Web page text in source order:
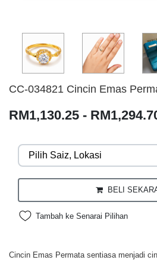
CC-034821 Cincin Emas
RM1,130.25 -
BELI
Tambah ke Senarai Pilihan
Cincin Emas Permata sentiasa menjadi